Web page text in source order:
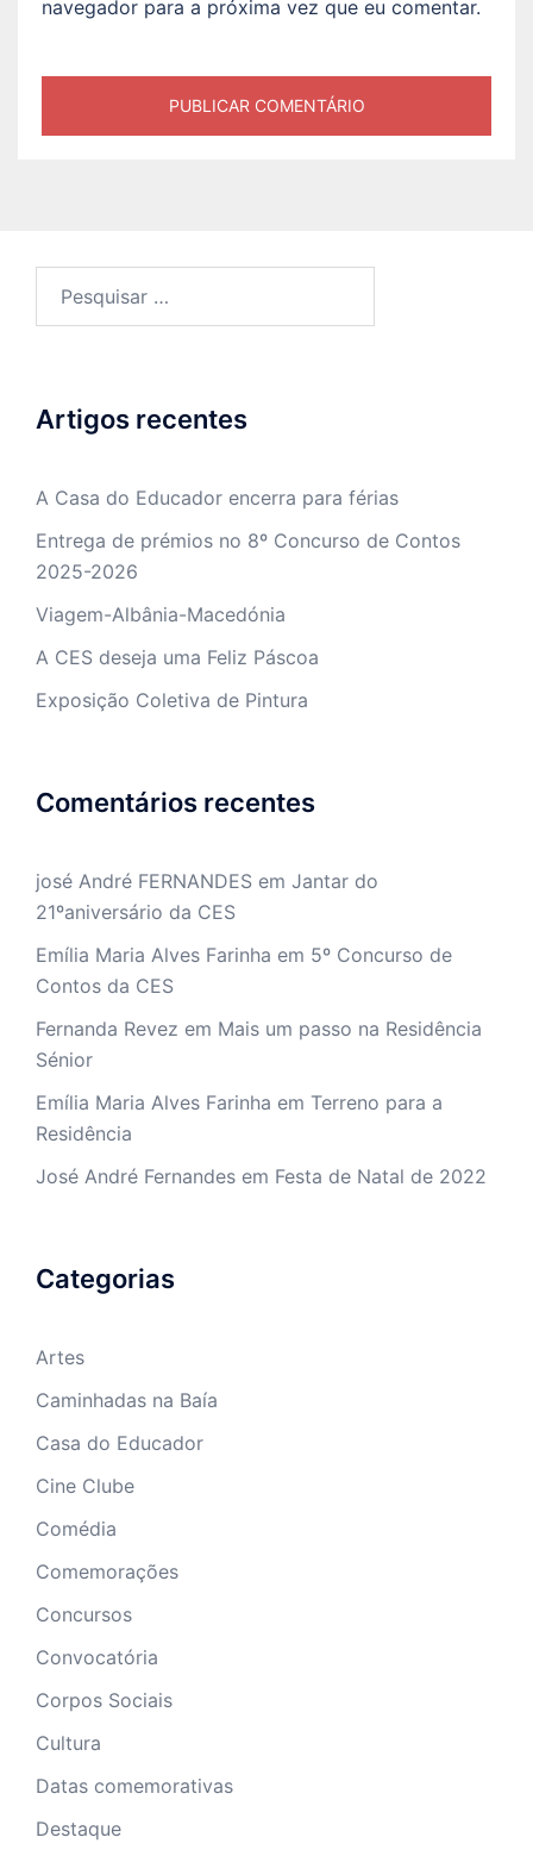
navegador para a próxima vez que eu comentar.
por:
Artigos recentes
A Casa do Educador encerra para férias
Entrega de prémios no 8º Concurso de Contos
2025-2026
Viagem-Albânia-Macedónia
A CES deseja uma Feliz Páscoa
Exposição Coletiva de Pintura
Comentários recentes
josé André FERNANDES em Jantar do
21ºaniversário da CES
Emília Maria Alves Farinha em 5º Concurso de
Contos da CES
Fernanda Revez em Mais um passo na Residência
Sénior
Emília Maria Alves Farinha em Terreno para a
Residência
José André Fernandes em Festa de Natal de 2022
Categorias
Artes
Caminhadas na Baía
Casa do Educador
Cine Clube
Comédia
Comemorações
Concursos
Convocatória
Corpos Sociais
Cultura
Datas comemorativas
Destaque